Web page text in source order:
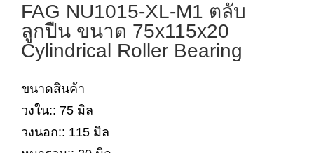
FAG NU1015-XL-M1 ตลับ
ลูกปืน ขนาด 75x115x20
Cylindrical Roller Bearing
ขนาดสินค้า
วงใน:: 75 มิล
วงนอก:: 115 มิล